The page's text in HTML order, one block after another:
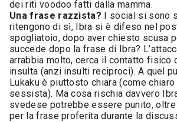
dei riti voodoo fatti dalla mamma.
Una frase razzista? I social si sono
ritengono di sì, Ibra si è difeso nel
spogliatoio, dopo aver chiesto scusa
succede dopo la frase di Ibra?
arrabbia molto, cerca il contatto fisico
insulta (anzi insulti reciproci). A quel
Lukaku è piuttosto chiara (come
sessista). Ma cosa rischia davvero
svedese potrebbe essere punito,
per la frase proferita durante la